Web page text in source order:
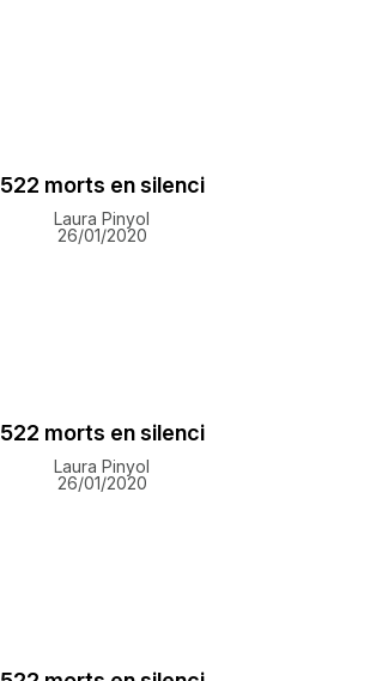
522 morts en silenci
Laura Pinyol
26/01/2020
522 morts en silenci
Laura Pinyol
26/01/2020